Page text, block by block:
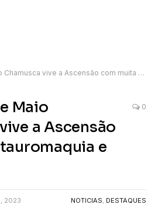
vive a Ascensão com muita tauromaquia e cultura
Maio
a Ascensão
e
0
2023 NOTICIAS, DESTAQUES